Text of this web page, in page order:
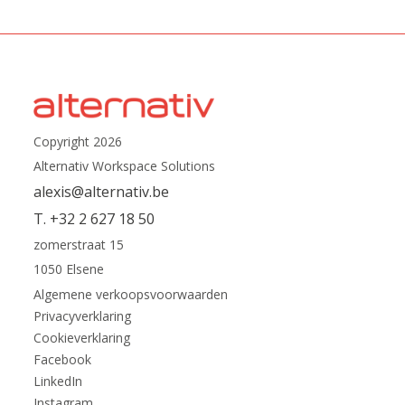
Copyright 2026
Alternativ Workspace Solutions
alexis@alternativ.be
T. +32 2 627 18 50
zomerstraat 15
1050 Elsene
Algemene verkoopsvoorwaarden
Privacyverklaring
Cookieverklaring
Facebook
LinkedIn